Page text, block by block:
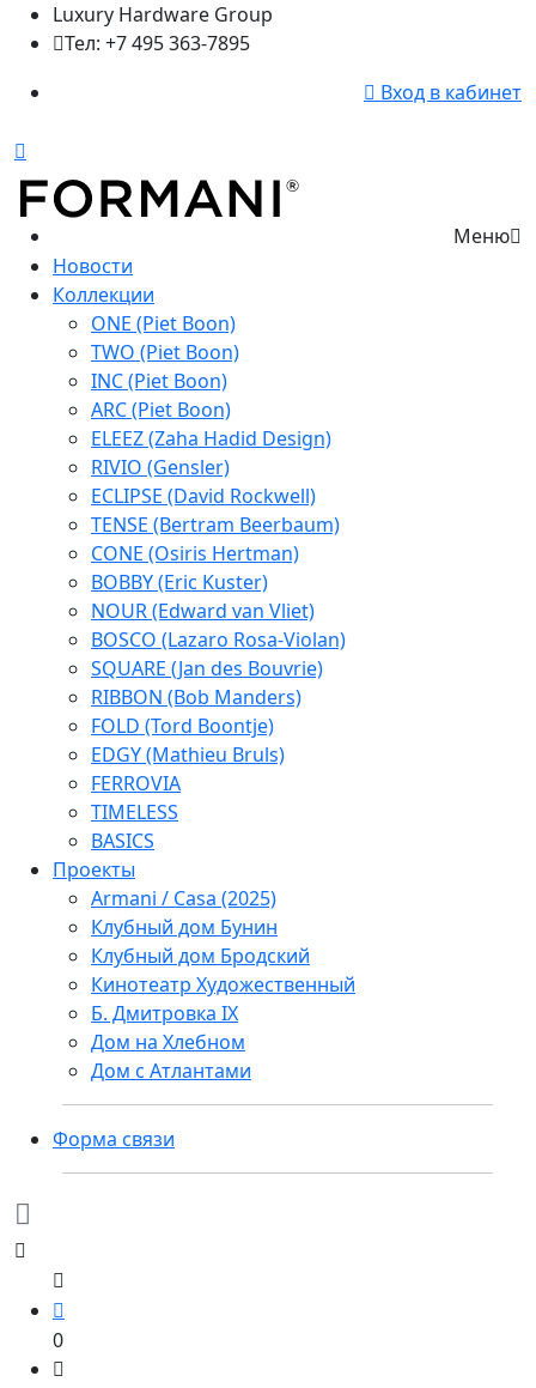
Luxury Hardware Group
Тел: +7 495 363-7895
Вход в кабинет
Меню
Новости
Коллекции
ONE (Piet Boon)
TWO (Piet Boon)
INC (Piet Boon)
ARC (Piet Boon)
ELEEZ (Zaha Hadid Design)
RIVIO (Gensler)
ECLIPSE (David Rockwell)
TENSE (Bertram Beerbaum)
CONE (Osiris Hertman)
BOBBY (Eric Kuster)
NOUR (Edward van Vliet)
BOSCO (Lazaro Rosa-Violan)
SQUARE (Jan des Bouvrie)
RIBBON (Bob Manders)
FOLD (Tord Boontje)
EDGY (Mathieu Bruls)
FERROVIA
TIMELESS
BASICS
Проекты
Armani / Casa (2025)
Клубный дом Бунин
Клубный дом Бродский
Кинотеатр Художественный
Б. Дмитровка IX
Дом на Хлебном
Дом с Атлантами
Форма связи
0